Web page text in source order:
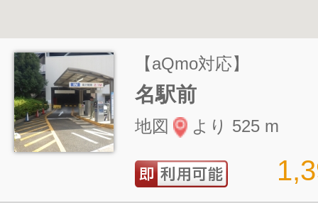
【aQmo対応】
名駅前
地図 より 525 m